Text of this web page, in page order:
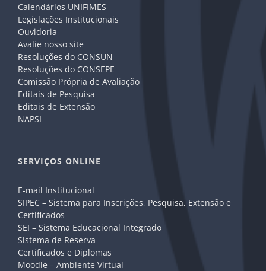
Calendários UNIFIMES
Legislações Institucionais
Ouvidoria
Avalie nosso site
Resoluções do CONSUN
Resoluções do CONSEPE
Comissão Própria de Avaliação
Editais de Pesquisa
Editais de Extensão
NAPSI
SERVIÇOS ONLINE
E-mail Institucional
SIPEC – Sistema para Inscrições, Pesquisa, Extensão e
Certificados
SEI – Sistema Educacional Integrado
Sistema de Reserva
Certificados e Diplomas
Moodle – Ambiente Virtual